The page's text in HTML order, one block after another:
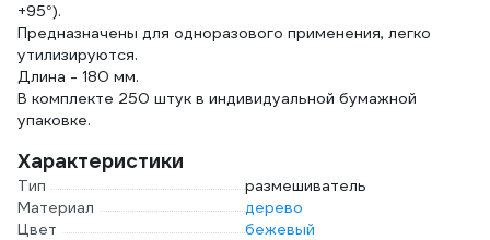
+95°).
Предназначены для одноразового применения, легко
утилизируются.
Длина - 180 мм.
В комплекте 250 штук в индивидуальной бумажной
упаковке.
Характеристики
Тип
размешиватель
Материал
дерево
Цвет
бежевый